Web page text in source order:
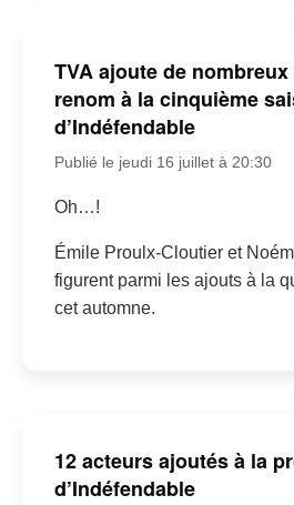
TVA ajoute de
renom à la cinquième
d’Indéfendable
Publié le jeudi 16 juillet à 20:30
Oh…!
Émile Proulx-Cloutier et
figurent parmi les ajouts à la
cet automne.
12 acteurs ajoutés à la
d’Indéfendable